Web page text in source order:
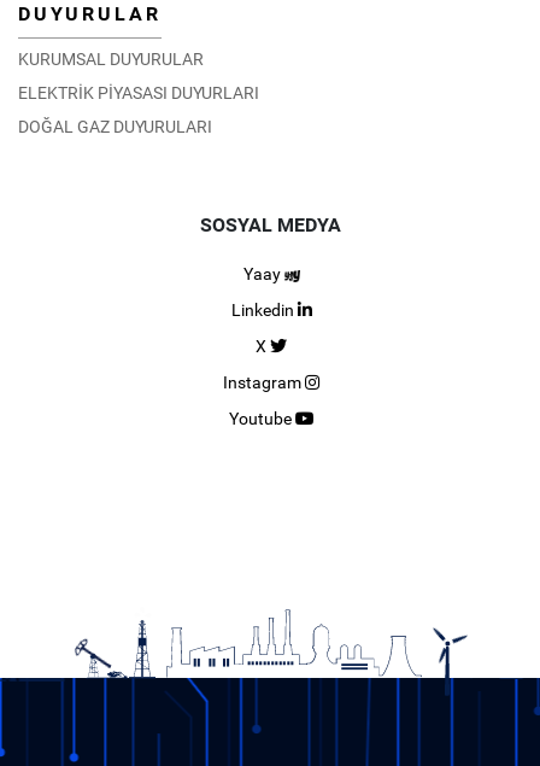
DUYURULAR
KURUMSAL DUYURULAR
ELEKTRİK PİYASASI DUYURLARI
DOĞAL GAZ DUYURULARI
SOSYAL MEDYA
Yaay
Linkedin
X
Instagram
Youtube